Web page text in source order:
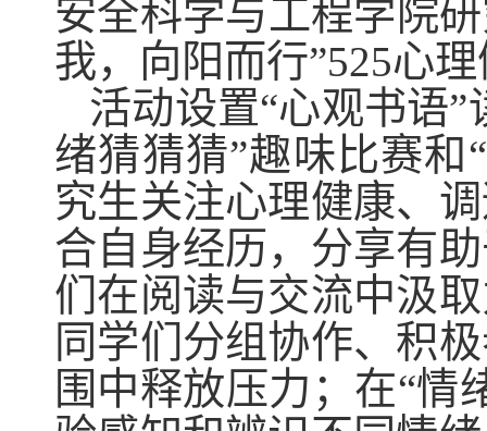
安全科学与工程学院
我，向阳而行”525心
活动设置“心观书语
绪猜猜猜”趣味比赛和
究生关注心理健康、
合自身经历，分享有
们在阅读与交流中汲
同学们分组协作、积
围中释放压力；在“情